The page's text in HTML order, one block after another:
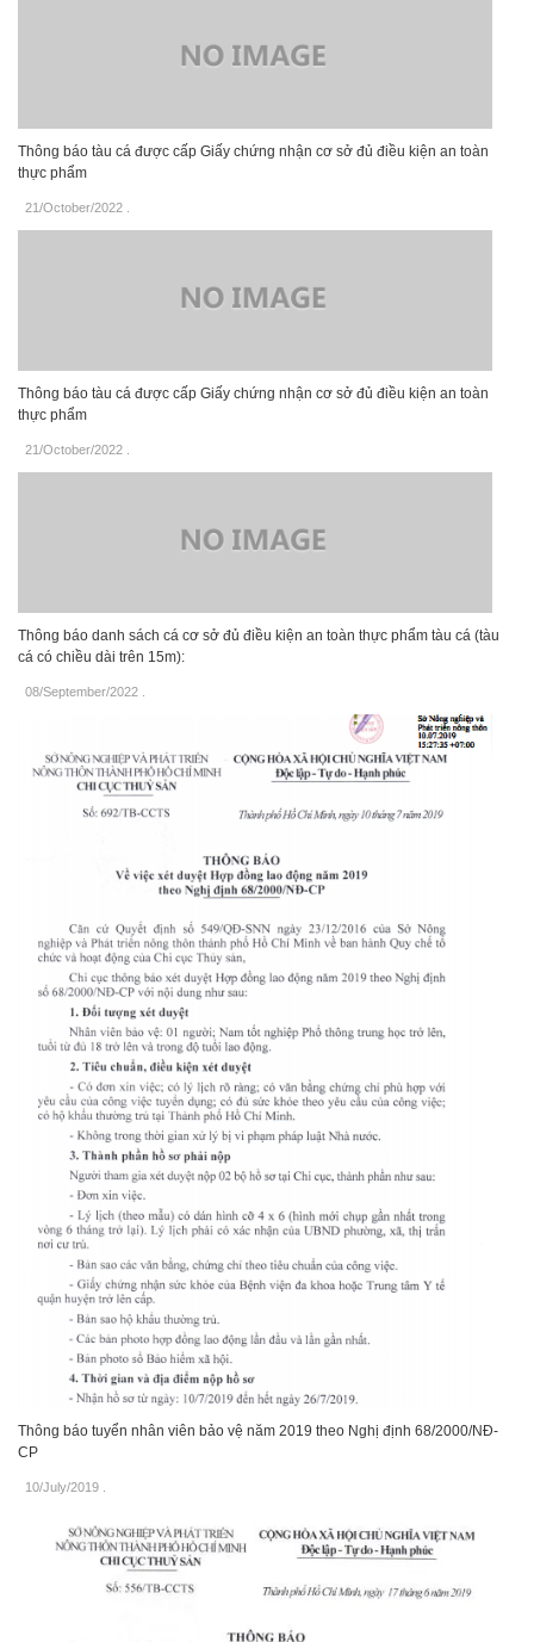
Thông báo tàu cá được cấp Giấy chứng nhận cơ sở đủ điều kiện an toàn
thực phẩm
21/October/2022
Thông báo tàu cá được cấp Giấy chứng nhận cơ sở đủ điều kiện an toàn
thực phẩm
21/October/2022
Thông báo danh sách cá cơ sở đủ điều kiện an toàn thực phẩm tàu cá (tàu
cá có chiều dài trên 15m):
08/September/2022
Thông báo tuyển nhân viên bảo vệ năm 2019 theo Nghị định 68/2000/NĐ-
CP
10/July/2019